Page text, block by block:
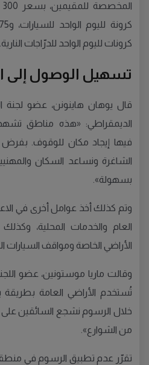
كرونات لليوم الواحد للدرّاجات النارية.
تسهيل الوصول إلى
قال يوهان هاينونن، عضو لجنة
الديمقراطي: «هذه مناطق
فيها إيجاد مكان للوقوف. بفرض
الشاغرة ونساعد السكان
بسهولة».
وتم كذلك أخذ عوامل أخرى في
العام والخدمات المحلية،
الأراضي الخاصة ومواقف السيارات
وقالت ماريا موستونين، عضو
تُستخدم الأراضي العامة
خلال الرسوم نشجع السائقين على
من الشوارع».